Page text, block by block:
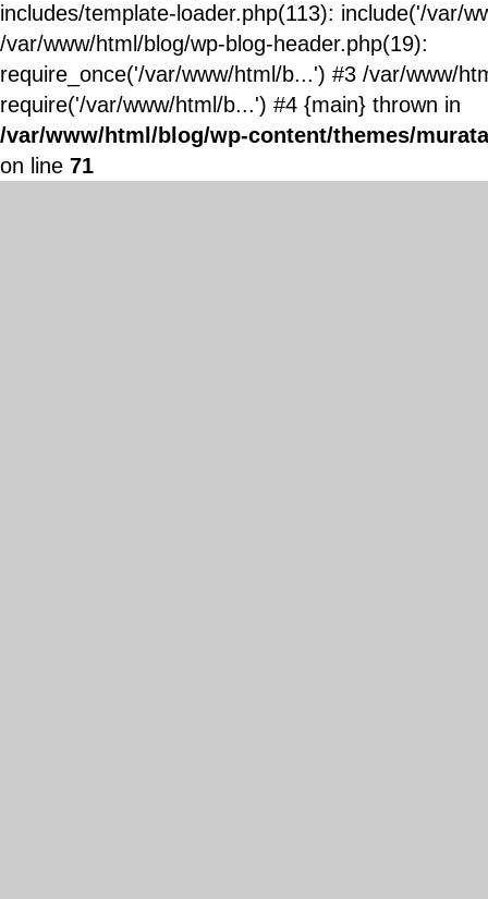
includes/template-loader.php(113): include('/var/
/var/www/html/blog/wp-blog-header.php(19):
require_once('/var/www/html/b...') #3 /var/www/
require('/var/www/html/b...') #4 {main} thrown in
/var/www/html/blog/wp-content/themes/
on line 71